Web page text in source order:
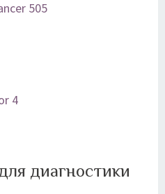
505
4
диагностики